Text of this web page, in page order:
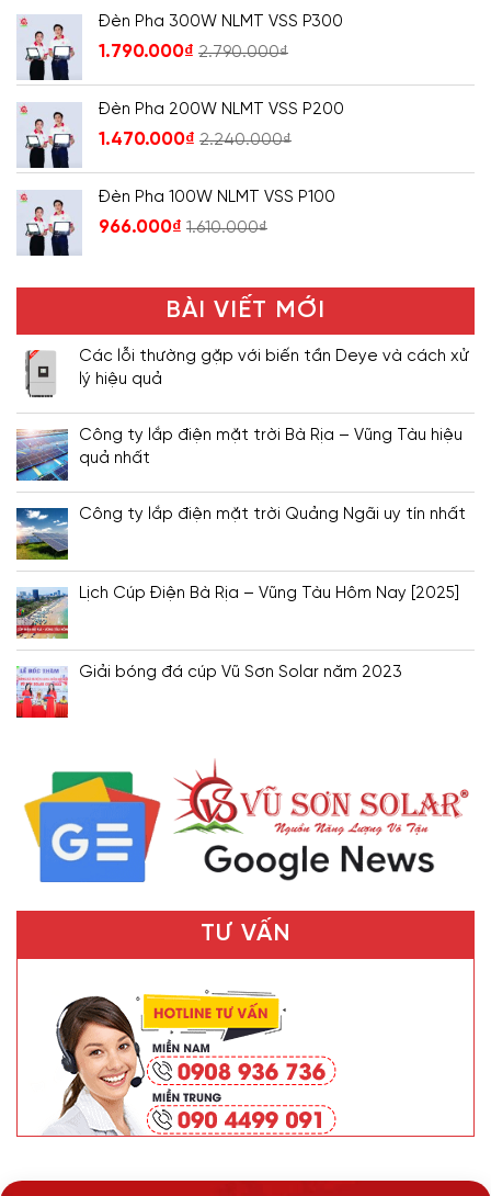
Đèn Pha 300W NLMT VSS P300
1.790.000₫ 2.790.000₫
Đèn Pha 200W NLMT VSS P200
1.470.000₫ 2.240.000₫
Đèn Pha 100W NLMT VSS P100
966.000₫ 1.610.000₫
BÀI VIẾT MỚI
Các lỗi thường gặp với biến tần Deye và cách xử
lý hiệu quả
Công ty lắp điện mặt trời Bà Rịa – Vũng Tàu hiệu
quả nhất
Công ty lắp điện mặt trời Quảng Ngãi uy tín nhất
Lịch Cúp Điện Bà Rịa – Vũng Tàu Hôm Nay [2025]
Giải bóng đá cúp Vũ Sơn Solar năm 2023
TƯ VẤN